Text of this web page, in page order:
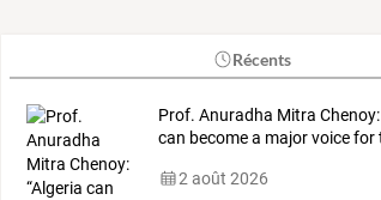
Récents
Prof. Anuradha Mitra Chenoy:
can become a major voice for
2 août 2026